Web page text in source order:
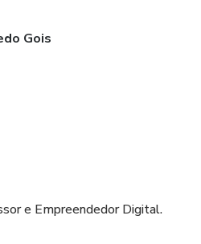
Gois
e Empreendedor Digital.